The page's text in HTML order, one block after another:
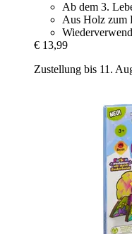
Ab dem 3.
Aus Holz zum
€ 13,99
Zustellung bis 11.